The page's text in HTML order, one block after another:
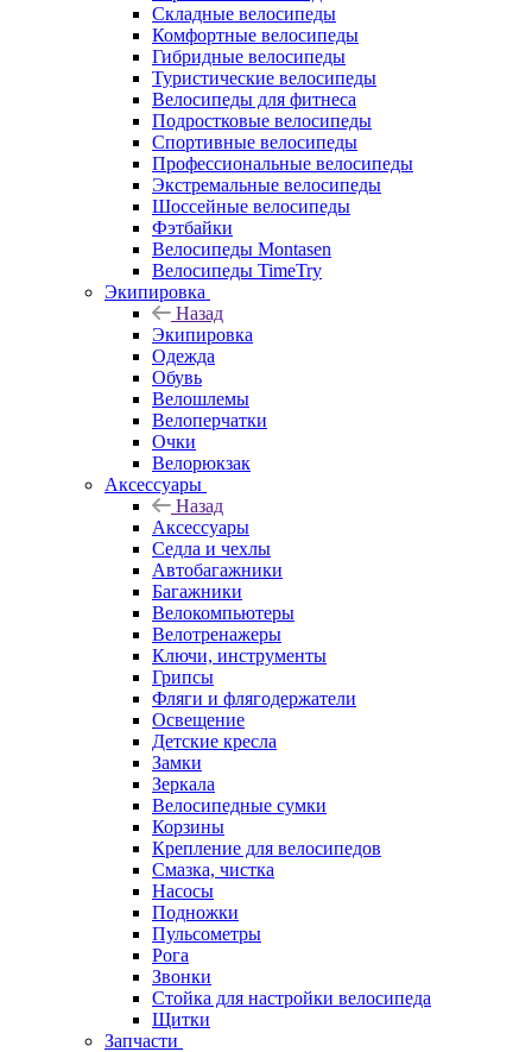
Складные велосипеды
Комфортные велосипеды
Гибридные велосипеды
Туристические велосипеды
Велосипеды для фитнеса
Подростковые велосипеды
Спортивные велосипеды
Профессиональные велосипеды
Экстремальные велосипеды
Шоссейные велосипеды
Фэтбайки
Велосипеды Montasen
Велосипеды TimeTry
Экипировка
Назад
Экипировка
Одежда
Обувь
Велошлемы
Велоперчатки
Очки
Велорюкзак
Аксессуары
Назад
Аксессуары
Седла и чехлы
Автобагажники
Багажники
Велокомпьютеры
Велотренажеры
Ключи, инструменты
Грипсы
Фляги и флягодержатели
Освещение
Детские кресла
Замки
Зеркала
Велосипедные сумки
Корзины
Крепление для велосипедов
Смазка, чистка
Насосы
Подножки
Пульсометры
Рога
Звонки
Стойка для настройки велосипеда
Щитки
Запчасти